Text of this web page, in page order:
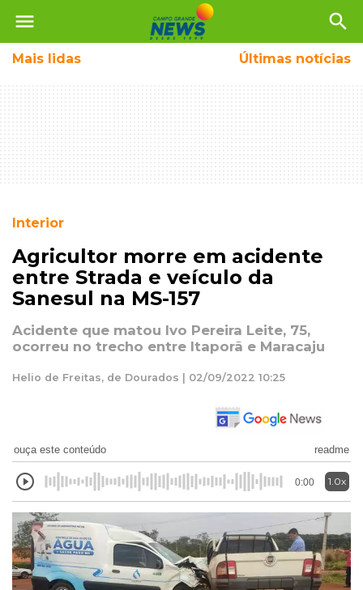
menu search
Mais lidas Últimas notícias
Interior
Agricultor morre em acidente
entre Strada e veículo da
Sanesul na MS-157
Acidente que matou Ivo Pereira Leite, 75,
ocorreu no trecho entre Itaporã e Maracaju
Helio de Freitas, de Dourados | 02/09/2022 10:25
ouça este conteúdo readme
0:00 1.0x